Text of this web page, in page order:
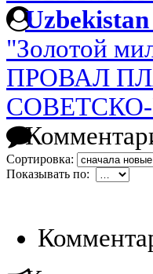
"Золотой
ПРОВАЛ
Сортировка:
Показывать по: